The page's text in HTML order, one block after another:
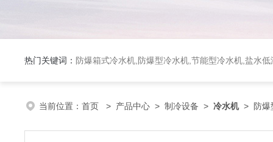
热门关键词： 防爆箱式冷水机,防爆型冷水机,节能型冷水机,盐水低
当前位置： 首页 > 产品中心 > 制冷设备 > 冷水机> 防爆